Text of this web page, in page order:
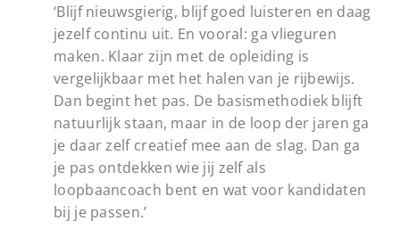
‘Blijf nieuwsgierig, blijf goed luisteren en daag
jezelf continu uit. En vooral: ga vlieguren
maken. Klaar zijn met de opleiding is
vergelijkbaar met het halen van je rijbewijs.
Dan begint het pas. De basismethodiek blijft
natuurlijk staan, maar in de loop der jaren ga
je daar zelf creatief mee aan de slag. Dan ga
je pas ontdekken wie jij zelf als
loopbaancoach bent en wat voor kandidaten
bij je passen.’